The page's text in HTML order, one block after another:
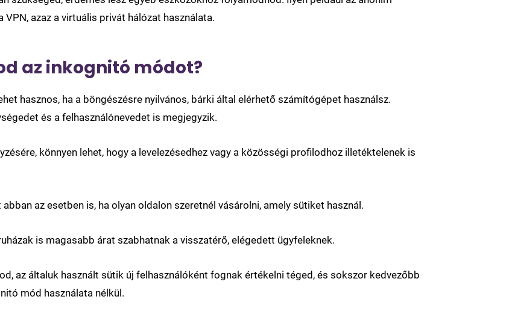
azaz a virtuális privát hálózat használata.
az inkognitó módot?
hasznos, ha a böngészésre nyilvános, bárki által elérhető számítógépet használsz.
és a felhasználónevedet is megjegyzik.
könnyen lehet, hogy a levelezésedhez vagy a közösségi profilodhoz illetéktelenek is
az esetben is, ha olyan oldalon szeretnél vásárolni, amely sütiket használ.
is magasabb árat szabhatnak a visszatérő, elégedett ügyfeleknek.
az általuk használt sütik új felhasználóként fognak értékelni téged, és sokszor kedvezőbb
mód használata nélkül.